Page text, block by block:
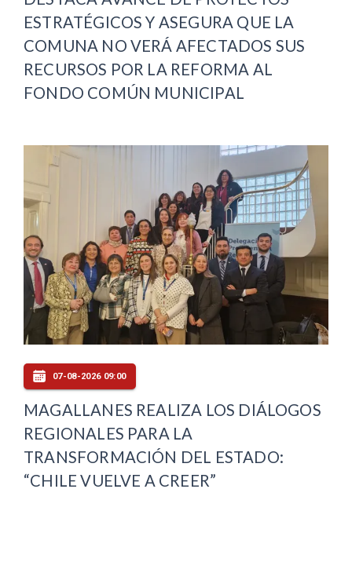
ESTRATÉGICOS Y ASEGURA QUE LA
COMUNA NO VERÁ AFECTADOS SUS
RECURSOS POR LA REFORMA AL
FONDO COMÚN MUNICIPAL
07-08-2026 09:00
MAGALLANES REALIZA LOS DIÁLOGOS
REGIONALES PARA LA
TRANSFORMACIÓN DEL ESTADO:
“CHILE VUELVE A CREER”